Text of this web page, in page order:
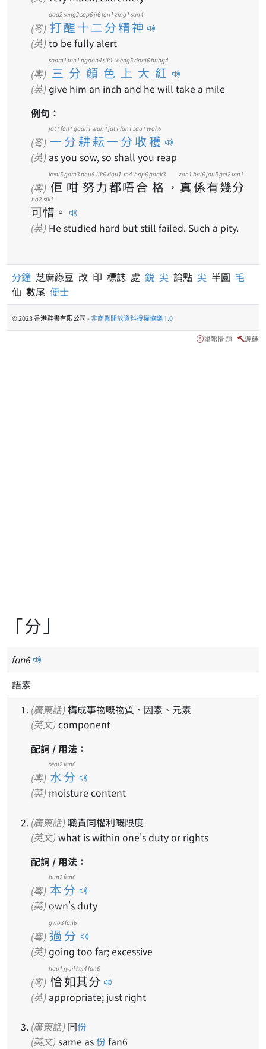
(粵) 打醒十二分精神
daa2 seng2 sap6 ji6 fan1 zing1 san4
(英) to be fully alert
(粵) 三分顏色上大紅
saam1 fan1 ngaan4 sik1 soeng5 daai6 hung4
(英) give him an inch and he will take a mile
例句：
(粵) 一分耕耘一分收穫
jat1 fan1 gaan1 wan4 jat1 fan1 sau1 wok6
(英) as you sow, so shall you reap
(粵) 佢
keoi5
咁
gam3
努
nou5
力
lik6
都
dou1
唔
m4
合
hap6
格
gaak3
， 真
zan1
係
hai6
有
jau5
幾
gei2
分
fan1
可
ho2
惜
sik1
。
(英) He studied hard but still failed. Such a pity.
分鐘 芝麻綠豆 改 印 標誌 處 鋭 尖 論點 尖 半圓 毛
仙 數尾 便士
© 2023 香港辭書有限公司 -非商業開放資料授權協議 1.0
舉報問題 源碼
「分」
fan6
語素
(廣東話) 構成事物嘅物質、因素、元素
(英文) component
配詞 / 用法：
(粵) 水分
seoi2 fan6
(英) moisture content
(廣東話) 職責同權利嘅限度
(英文) what is within one's duty or rights
配詞 / 用法：
(粵) 本分
bun2 fan6
(英) own's duty
(粵) 過分
gwo3 fan6
(英) going too far; excessive
(粵) 恰
hap1
如
jyu4
其
kei4
分
fan6
(英) appropriate; just right
(廣東話) 同份
(英文) same as份fan6